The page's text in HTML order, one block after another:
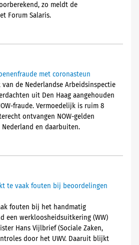
zo meldt de
Forum Salaris.
met coronasteun
van de Nederlandse Arbeidsinspectie
uit Den Haag aangehouden
fraude. Vermoedelijk is ruim 8
ontvangen NOW-gelden
en daarbuiten.
te vaak fouten bij beoordelingen
fouten bij het handmatig
een werkloosheidsuitkering (WW)
Hans Vijlbrief (Sociale Zaken,
door het UWV. Daaruit blijkt